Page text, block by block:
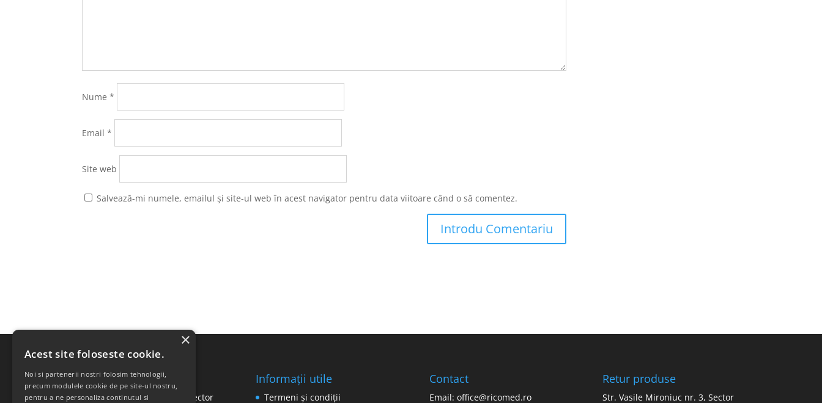
Nume*
Email*
Site web
Salvează-mi numele, emailul și site-ul web în acest navigator pentru data viitoare când o să comentez.
SC RICOMED SRL
Str. Vasile Mironiuc nr. 3, Sector
Informații utile
Termeni și condiții
Contact
Email: office@ricomed.ro
Retur produse
Str. Vasile Mironiuc nr. 3, Sector
Acest site foloseste cookie.
Noi si partenerii nostri folosim tehnologii,
precum modulele cookie de pe site-ul nostru,
pentru a ne personaliza continutul si
×